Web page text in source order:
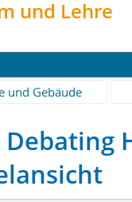
und Lehre
und Gebäude
Debating